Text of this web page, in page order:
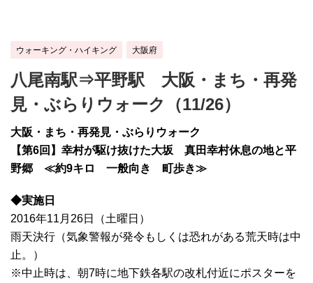
ウォーキング・ハイキング 大阪府
八尾南駅⇒平野駅 大阪・まち・再発
見・ぶらりウォーク（11/26）
大阪・まち・再発見・ぶらりウォーク
【第6回】幸村が駆け抜けた大坂 真田幸村休息の地と平
野郷 ≪約9キロ 一般向き 町歩き≫
◆実施日
2016年11月26日（土曜日）
雨天決行（気象警報が発令もしくは恐れがある荒天時は中
止。）
※中止時は、朝7時に地下鉄各駅の改札付近にポスターを